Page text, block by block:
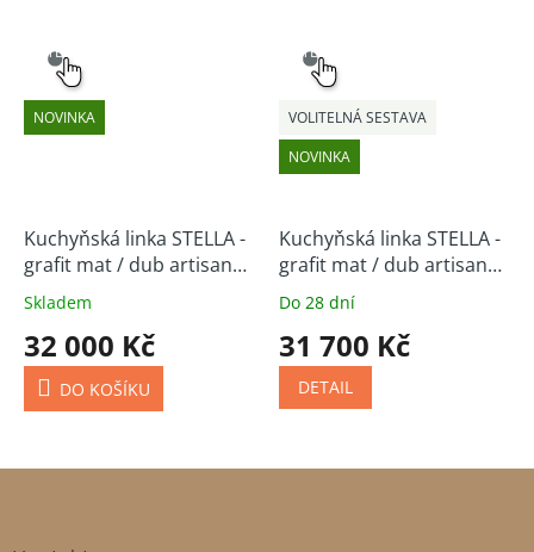
NOVINKA
VÝBĚR
Kuchyňská linka STELLA -
grafit mat / dub artisan
210/350 cm
Skladem
32 000 Kč
DO KOŠÍKU
NOVINKA
VOLITELNÁ SESTAVA
VÝBĚR
Kuchyňská linka STELLA -
grafit mat / dub artisan
(volitelná sestava)
Do 28 dní
31 700 Kč
DETAIL